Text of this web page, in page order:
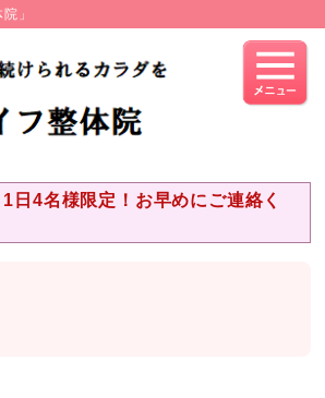
」
1日4名様限定！お早めにご連絡く